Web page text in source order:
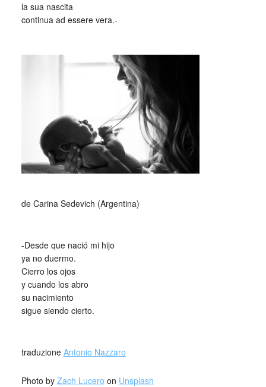
la sua nascita
continua ad essere vera.-
de Carina Sedevich (Argentina)
-Desde que nació mi hijo
ya no duermo.
Cierro los ojos
y cuando los abro
su nacimiento
sigue siendo cierto.
traduzione Antonio Nazzaro
Photo by Zach Lucero on Unsplash